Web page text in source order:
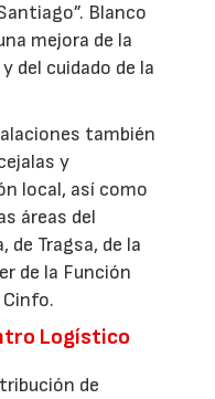
Blanco
mejora de la
del cuidado de la
también
y
local, así como
áreas del
de Tragsa, de la
de la Función
Logístico
de